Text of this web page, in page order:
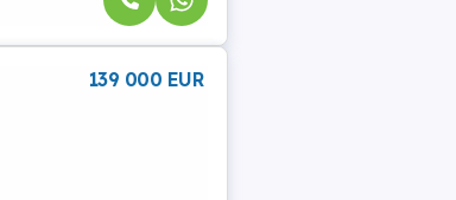
139 000 EUR